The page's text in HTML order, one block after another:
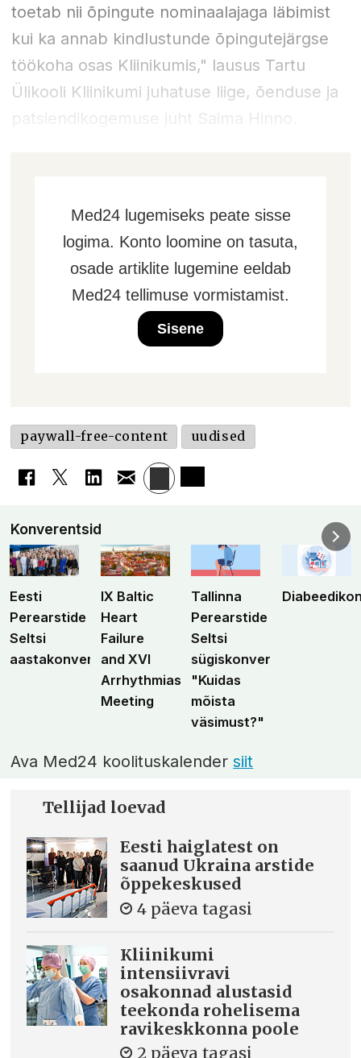
toetab nii õpingute nominaalajaga läbimist
kui ka annab kindlustunde õpingutejärgse
töökoha osas Kliinikumis," lausus Tartu
Ülikooli Kliinikumi juhatuse liige, õenduse ja
patsiendikogemuse juht Saima Hinno.
Med24 lugemiseks peate sisse
logima. Konto loomine on tasuta,
osade artiklite lugemine eeldab
Med24 tellimuse vormistamist.
Sisene
paywall-free-content uudised
Konverentsid
Eesti
Perearstide
Seltsi
aastakonverents
IX Baltic
Heart
Failure
and XVI
Arrhythmias
Meeting
Tallinna
Perearstide
Seltsi
sügiskonverents
"Kuidas
mõista
väsimust?"
Ava Med24 koolituskalendersiit
Tellijad loevad
Eesti haiglatest on
saanud Ukraina arstide
õppekeskused
4 päeva tagasi
Kliinikumi
intensiivravi
osakonnad alustasid
teekonda rohelisema
ravikeskkonna poole
2 päeva tagasi